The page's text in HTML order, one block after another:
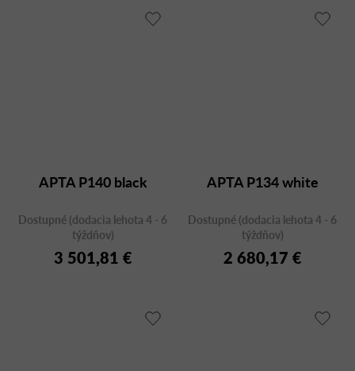
APTA P140 black
Dostupné (dodacia lehota 4 - 6
týždňov)
3 501,81 €
APTA P134 white
Dostupné (dodacia lehota 4 - 6
týždňov)
2 680,17 €